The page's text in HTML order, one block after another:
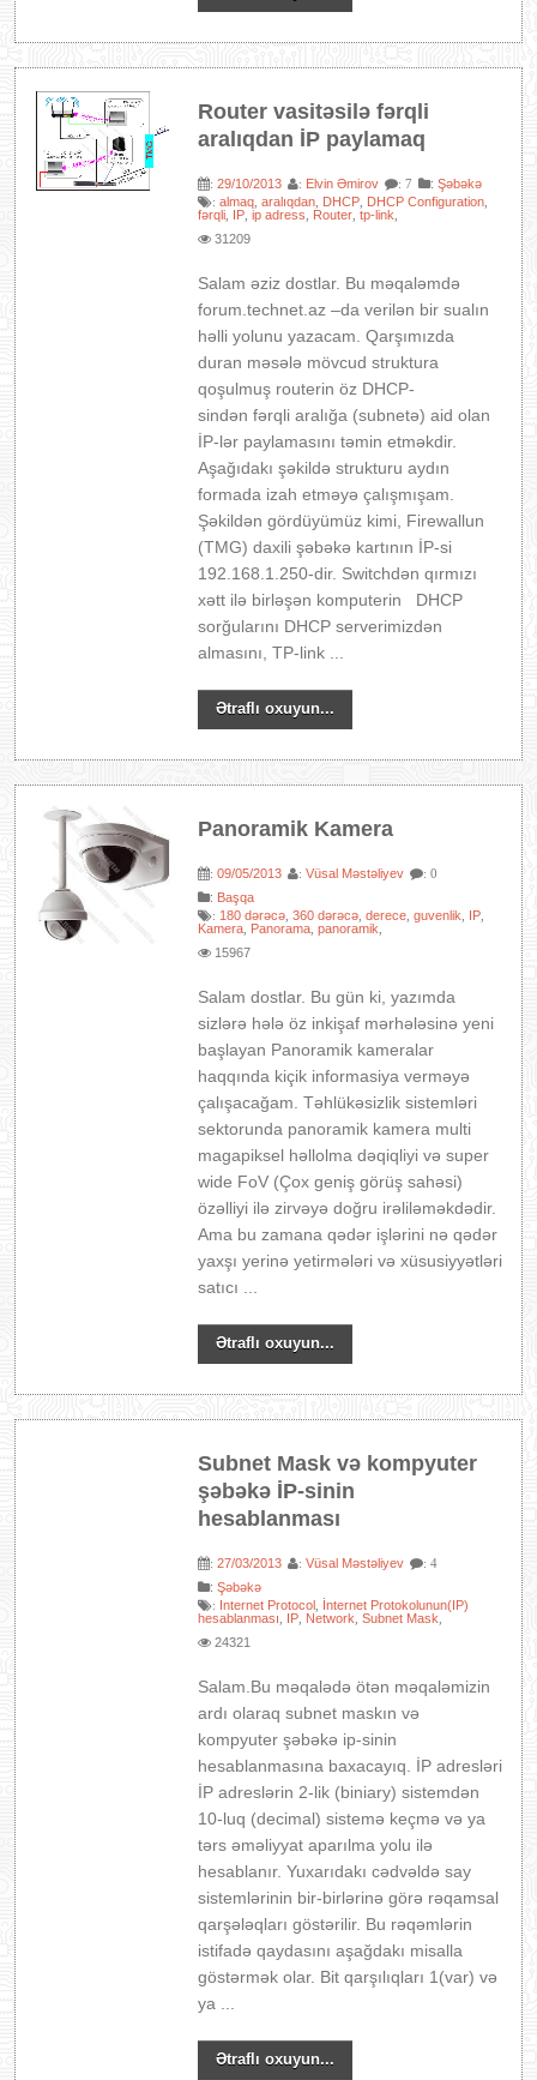
Router vasitəsilə fərqli
aralıqdan İP paylamaq
:29/10/2013 : Elvin Əmirov : 7 :Şəbəkə
:almaq ,aralıqdan DHCP DHCP Configuration
fərqli IP ,ip adress Router ,tp-link
31209
Salam əziz dostlar. Bu məqaləmdə
forum.technet.az –da verilən bir sualın
həlli yolunu yazacam. Qarşımızda
duran məsələ mövcud struktura
qoşulmuş routerin öz DHCP-
sindən fərqli aralığa (subnetə) aid olan
İP-lər paylamasını təmin etməkdir.
Aşağıdakı şəkildə strukturu aydın
formada izah etməyə çalışmışam.
Şəkildən gördüyümüz kimi, Firewallun
(TMG) daxili şəbəkə kartının İP-si
192.168.1.250-dir. Switchdən qırmızı
xətt ilə birləşən komputerin DHCP
sorğularını DHCP serverimizdən
almasını, TP-link ...
Ətraflı oxuyun...
Panoramik Kamera
:09/05/2013 :Vüsal Məstəliyev : 0
: Başqa
: 180 dərəcə ,360 dərəcə ,derece ,guvenlik IP
Kamera Panorama ,panoramik
15967
Salam dostlar. Bu gün ki, yazımda
sizlərə hələ öz inkişaf mərhələsinə yeni
başlayan Panoramik kameralar
haqqında kiçik informasiya verməyə
çalışacağam. Təhlükəsizlik sistemləri
sektorunda panoramik kamera multi
magapiksel həllolma dəqiqliyi və super
wide FoV (Çox geniş görüş sahəsi)
özəlliyi ilə zirvəyə doğru irəliləməkdədir.
Ama bu zamana qədər işlərini nə qədər
yaxşı yerinə yetirmələri və xüsusiyyətləri
satıcı ...
Ətraflı oxuyun...
Subnet Mask və kompyuter
şəbəkə İP-sinin
hesablanması
:27/03/2013 :Vüsal Məstəliyev : 4
:Şəbəkə
: Internet Protocol İnternet Protokolunun(IP)
hesablanması
IP Network ,Subnet Mask
24321
Salam.Bu məqalədə ötən məqaləmizin
ardı olaraq subnet maskın və
kompyuter şəbəkə ip-sinin
hesablanmasına baxacayıq. İP adresləri
İP adreslərin 2-lik (biniary) sistemdən
10-luq (decimal) sistemə keçmə və ya
tərs əməliyyat aparılma yolu ilə
hesablanır. Yuxarıdakı cədvəldə say
sistemlərinin bir-birlərinə görə rəqamsal
qarşələqları göstərilir. Bu rəqəmlərin
istifadə qaydasını aşağdakı misalla
göstərmək olar. Bit qarşılıqları 1(var) və
ya ...
Ətraflı oxuyun...